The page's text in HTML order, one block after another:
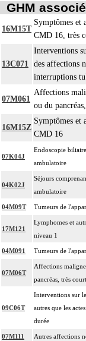
GHM
16M15T
Symptômes et
CMD 16, très
13C071
Interventions
des affections
interruptions
07M061
Affections
ou du
16M15Z
Symptômes et
CMD 16
07K04J
Endoscopie
ambulatoire
04K02J
Séjours
ambulatoire
04M09T Tumeurs de
17M121
Lymphomes et
niveau 1
04M091 Tumeurs de
07M06T
Affections
pancréas, très
09C06T
Interventions sur
autres que les
durée
07M111 Autres affections